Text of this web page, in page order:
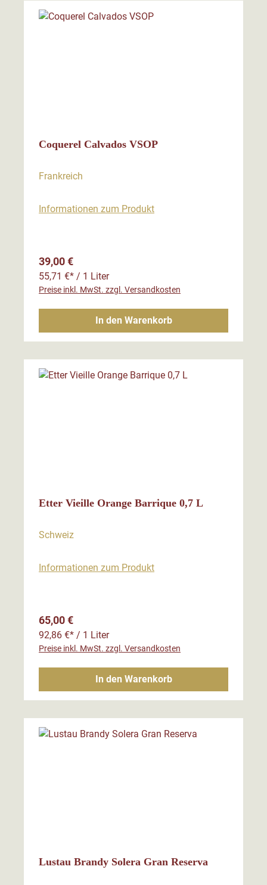
Coquerel Calvados VSOP
Frankreich
Informationen zum Produkt
Regulärer Preis:
39,00 €
55,71 €* / 1 Liter
Preise inkl. MwSt. zzgl. Versandkosten
In den Warenkorb
Etter Vieille Orange Barrique 0,7 L
Schweiz
Informationen zum Produkt
Regulärer Preis:
65,00 €
92,86 €* / 1 Liter
Preise inkl. MwSt. zzgl. Versandkosten
In den Warenkorb
Lustau Brandy Solera Gran Reserva